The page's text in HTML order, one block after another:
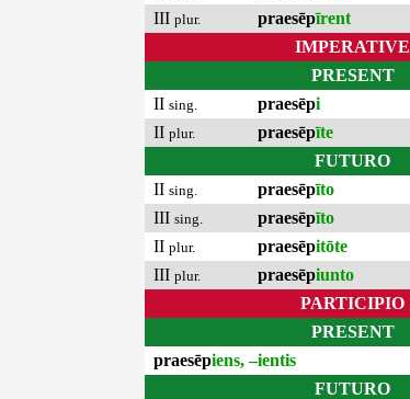
III plur. praesēpīrent
IMPERATIVE
PRESENT
II sing. praesēpi
II plur. praesēpīte
FUTURO
II sing. praesēpīto
III sing. praesēpīto
II plur. praesēpitōte
III plur. praesēpiunto
PARTICIPIO
PRESENT
praesēpiens, –ientis
FUTURO